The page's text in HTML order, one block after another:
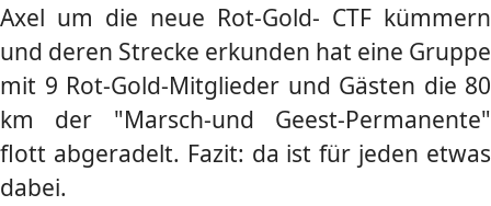
Axel um die neue Rot-Gold- CTF kümmern
und deren Strecke erkunden hat eine Gruppe
mit 9 Rot-Gold-Mitglieder und Gästen die 80
km der "Marsch-und Geest-Permanente"
flott abgeradelt. Fazit: da ist für jeden etwas
dabei.